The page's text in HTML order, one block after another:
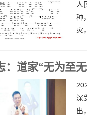
人
种
灾
：道家“无为至
深
出